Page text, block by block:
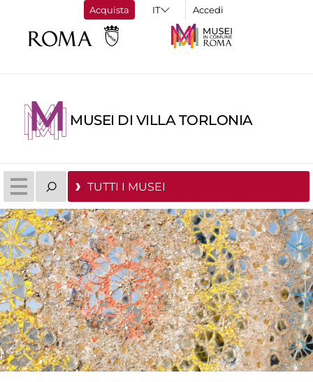
Acquista Accedi
MUSEI DI VILLA TORLONIA
TUTTI I MUSEI